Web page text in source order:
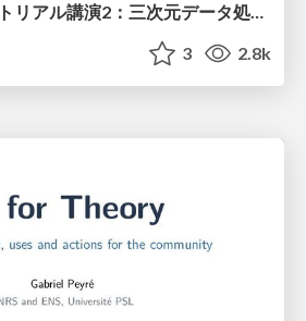
MIRU2026 チュートリアル講演2：三次元データ処理の動向
3 2.8k